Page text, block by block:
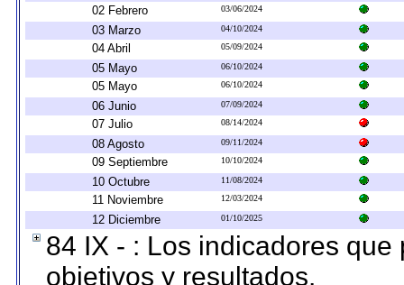
02 Febrero 03/06/2024
03 Marzo 04/10/2024
04 Abril 05/09/2024
05 Mayo 06/10/2024
05 Mayo 06/10/2024
06 Junio 07/09/2024
07 Julio 08/14/2024
08 Agosto 09/11/2024
09 Septiembre 10/10/2024
10 Octubre 11/08/2024
11 Noviembre 12/03/2024
12 Diciembre 01/10/2025
84 IX - : Los indicadores
objetivos y resultados.